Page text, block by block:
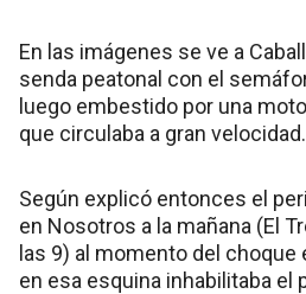
En las imágenes se ve a
senda peatonal con el
luego embestido por una
que circulaba a gran velocidad.
Según explicó entonces el
en Nosotros a la mañana (El
las 9) al momento del
en esa esquina inhabilitaba el